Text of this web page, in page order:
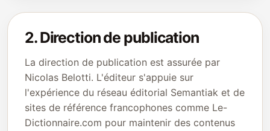
2. Direction de publication
La direction de publication est assurée par
Nicolas Belotti. L'éditeur s'appuie sur
l'expérience du réseau éditorial Semantiak et de
sites de référence francophones comme Le-
Dictionnaire.com pour maintenir des contenus